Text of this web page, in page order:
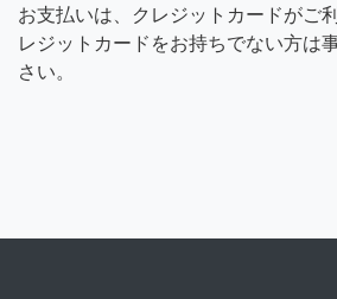
お支払いは、クレジットカードがご
レジットカードをお持ちでない方は
さい。